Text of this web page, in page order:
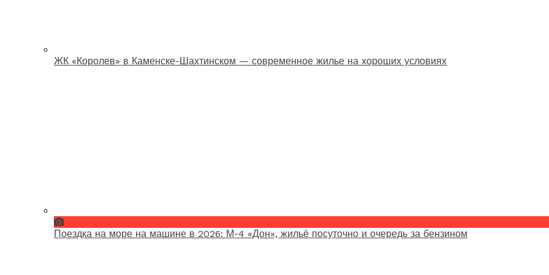
ЖК «Королев» в Каменске-Шахтинском — современное жилье на хороших условиях
Поездка на море на машине в 2026: М-4 «Дон», жильё посуточно и очередь за бензином